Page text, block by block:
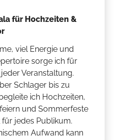
für Hochzeiten &
viel Energie und
sorge ich für
Veranstaltung.
Schlager bis zu
ich Hochzeiten,
und Sommerfeste
jedes Publikum.
Aufwand kann